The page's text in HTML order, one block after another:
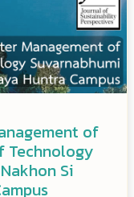
of
Technology
Si